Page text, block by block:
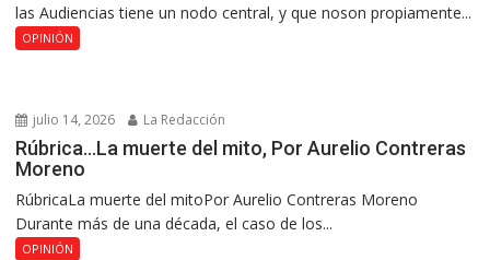
las Audiencias tiene un nodo central, y que noson propiamente...
OPINIÓN
julio 14, 2026 La Redacción
Rúbrica…La muerte del mito, Por Aurelio Contreras
Moreno
RúbricaLa muerte del mitoPor Aurelio Contreras Moreno
Durante más de una década, el caso de los...
OPINIÓN